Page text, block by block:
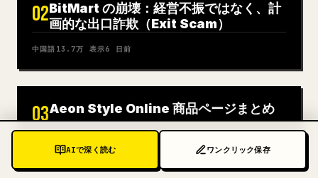
AIで深く読む ワンクリック保存
02BitMart の崩壊：経営不振ではなく、計
画的な出口詐欺（Exit Scam）
中国語 13.7万 表示6 日前
03Aeon Style Online 商品ページまとめ